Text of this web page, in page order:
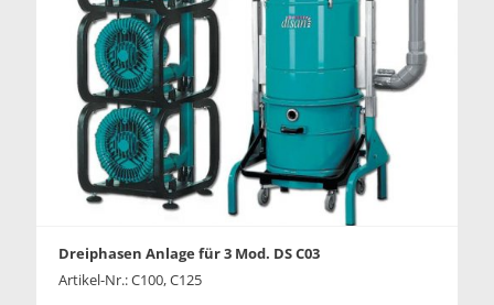
Dreiphasen Anlage für 3 Mod. DS C03
Artikel-Nr.: C100, C125